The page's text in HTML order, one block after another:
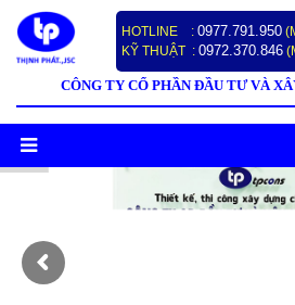
HOTLINE : 0977.791.950
KỸ THUẬT : 0972.370.846
CÔNG TY CỔ PHẦN ĐẦU TƯ VÀ